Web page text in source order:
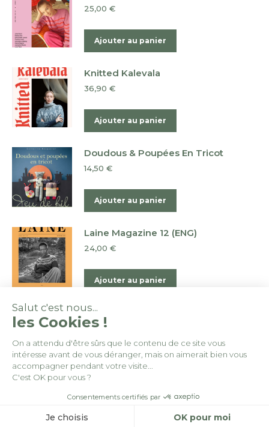
25,00 €
Ajouter au panier
Knitted Kalevala
36,90 €
Ajouter au panier
Doudous & Poupées En Tricot
14,50 €
Ajouter au panier
Laine Magazine 12 (ENG)
24,00 €
Ajouter au panier
© ByPoush
Salut c'est nous...
les Cookies !
On a attendu d'être sûrs que le contenu de ce site vous
intéresse avant de vous déranger, mais on aimerait bien vous
accompagner pendant votre visite...
C'est OK pour vous ?
Consentements certifiés par
Je choisis OK pour moi